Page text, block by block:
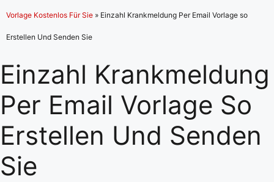
Vorlage Kostenlos Für Sie » Einzahl Krankmeldung Per Email Vorlage so
Erstellen Und Senden Sie
Einzahl Krankmeldung
Per Email Vorlage So
Erstellen Und Senden
Sie